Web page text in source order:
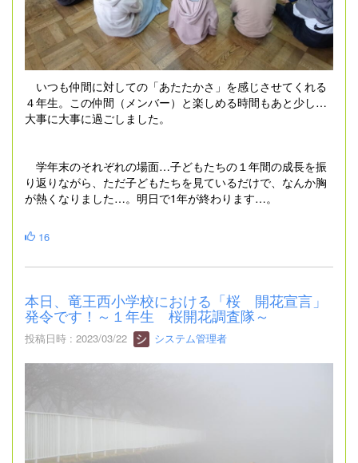
いつも仲間に対しての「あたたかさ」を感じさせてくれる
４年生。この仲間（メンバー）と楽しめる時間もあと少し…
大事に大事に過ごしました。
学年末のそれぞれの場面…子どもたちの１年間の成長を振
り返りながら、ただ子どもたちを見ているだけで、なんか胸
が熱くなりました…。明日で1年が終わります…。
16
本日、竜王西小学校における「桜 開花宣言」
発令です！～１年生 桜開花調査隊～
投稿日時 : 2023/03/22 システム管理者